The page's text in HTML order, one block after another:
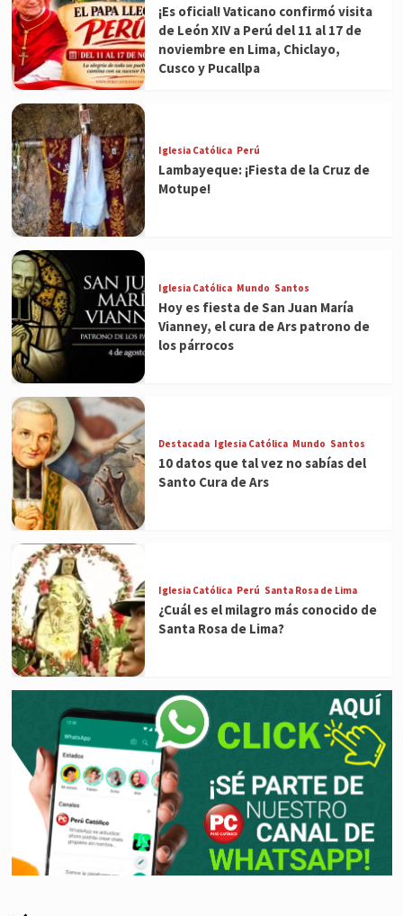
¡Es oficial! Vaticano confirmó visita
de León XIV a Perú del 11 al 17 de
noviembre en Lima, Chiclayo,
Cusco y Pucallpa
Iglesia Católica Perú
Lambayeque: ¡Fiesta de la Cruz de
Motupe!
Iglesia Católica Mundo Santos
Hoy es fiesta de San Juan María
Vianney, el cura de Ars patrono de
los párrocos
Destacada Iglesia Católica Mundo Santos
10 datos que tal vez no sabías del
Santo Cura de Ars
Iglesia Católica Perú Santa Rosa de Lima
¿Cuál es el milagro más conocido de
Santa Rosa de Lima?